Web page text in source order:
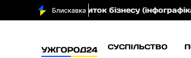
бізнесу (інфографіка)
СУСПІЛЬСТВО